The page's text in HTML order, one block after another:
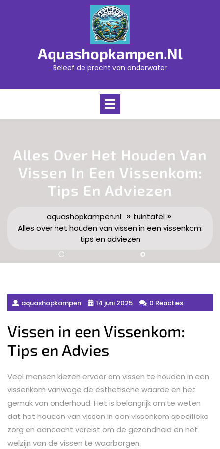
Aquashopkampen.nl
Beleef de pracht van onderwater
Open
Alles Over Het Houden Van
Vissen In Een Vissenkom:
Tips En Adviezen
aquashopkampen.nl» tuintafel»
Alles over het houden van vissen in een vissenkom:
tips en adviezen
aquashopkampen 14 juni 2025 0 Reacties
Vissen in een Vissenkom:
Tips en Advies
Veel mensen kiezen ervoor om vissen te houden in een
vissenkom vanwege de esthetische waarde en het
gemak van onderhoud. Het is belangrijk om te weten
dat het houden van vissen in een vissenkom specifieke
zorg en aandacht vereist om de gezondheid en het
welzijn van de vissen te waarborgen.